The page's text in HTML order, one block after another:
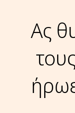
Ας